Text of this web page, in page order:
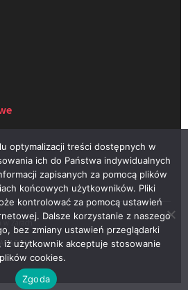
w Żarach
optymalizacji treści dostępnych w
ich do Państwa indywidualnych
zapisanych za pomocą plików
końcowych użytkowników. Pliki
kontrolować za pomocą ustawień
Dalsze korzystanie z naszego
bez zmiany ustawień przeglądarki
iż użytkownik akceptuje stosowanie
plików cookies.
Zgoda